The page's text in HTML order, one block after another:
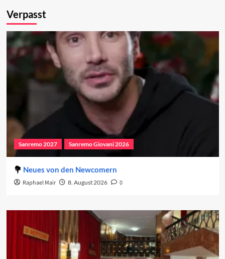
Verpasst
Sanremo 2027 Sanremo Giovani 2026
Neues von den Newcomern
Raphael Mair 8. August 2026 0